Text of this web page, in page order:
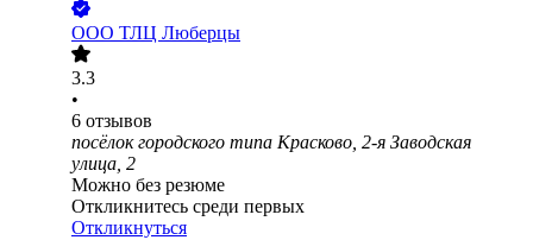
ООО ТЛЦ Люберцы
3.3
•
6 отзывов
посёлок городского типа Красково, 2-я Заводская
улица, 2
Можно без резюме
Откликнитесь среди первых
Откликнуться